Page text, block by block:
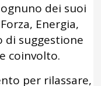
dei suoi
Energia,
di suggestione
coinvolto.
per rilassare,